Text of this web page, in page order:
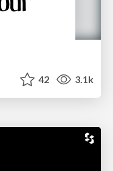
42 3.1k